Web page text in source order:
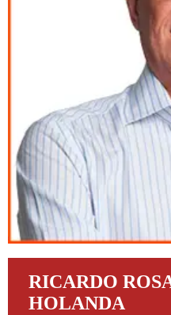
RICARDO
HOLANDA